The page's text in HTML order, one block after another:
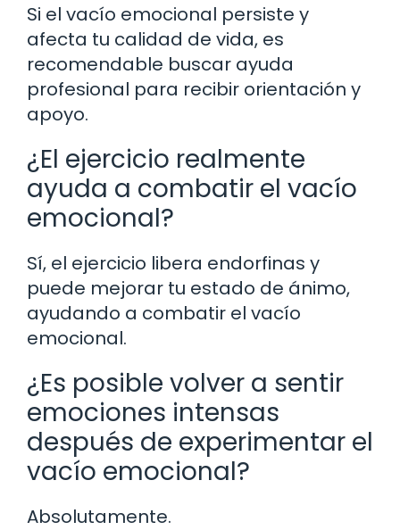
Si el vacío emocional persiste y
afecta tu calidad de vida, es
recomendable buscar ayuda
profesional para recibir orientación y
apoyo.
¿El ejercicio realmente
ayuda a combatir el vacío
emocional?
Sí, el ejercicio libera endorfinas y
puede mejorar tu estado de ánimo,
ayudando a combatir el vacío
emocional.
¿Es posible volver a sentir
emociones intensas
después de experimentar el
vacío emocional?
Absolutamente.